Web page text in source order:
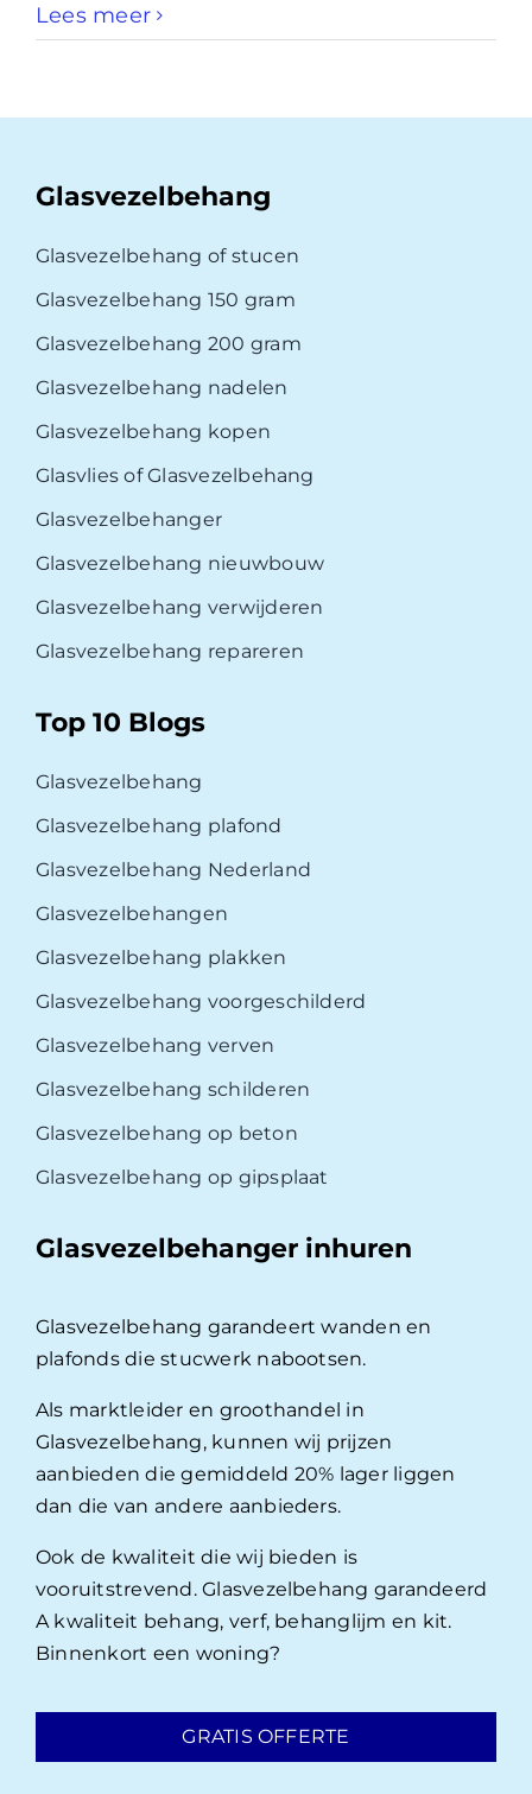
Lees meer
Glasvezelbehang
Glasvezelbehang of stucen
Glasvezelbehang 150 gram
Glasvezelbehang 200 gram
Glasvezelbehang nadelen
Glasvezelbehang kopen
Glasvlies of Glasvezelbehang
Glasvezelbehanger
Glasvezelbehang nieuwbouw
Glasvezelbehang verwijderen
Glasvezelbehang repareren
Top 10 Blogs
Glasvezelbehang
Glasvezelbehang plafond
Glasvezelbehang Nederland
Glasvezelbehangen
Glasvezelbehang plakken
Glasvezelbehang voorgeschilderd
Glasvezelbehang verven
Glasvezelbehang schilderen
Glasvezelbehang op beton
Glasvezelbehang op gipsplaat
Glasvezelbehanger inhuren
Glasvezelbehang garandeert wanden en
plafonds die stucwerk nabootsen.
Als marktleider en groothandel in
Glasvezelbehang, kunnen wij prijzen
aanbieden die gemiddeld 20% lager liggen
dan die van andere aanbieders.
Ook de kwaliteit die wij bieden is
vooruitstrevend. Glasvezelbehang garandeerd
A kwaliteit behang, verf, behanglijm en kit.
Binnenkort een woning?
GRATIS OFFERTE